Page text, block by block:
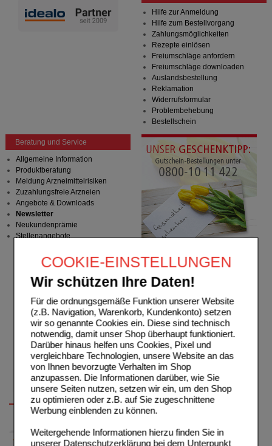
COOKIE-EINSTELLUNGEN
Wir schützen Ihre Daten!
Für die ordnungsgemäße Funktion unserer Website
(z.B. Navigation, Warenkorb, Kundenkonto) setzen
wir so genannte Cookies ein. Diese sind technisch
notwendig, damit unser Shop überhaupt funktioniert.
Darüber hinaus helfen uns Cookies, Pixel und
vergleichbare Technologien, unsere Website an das
von Ihnen bevorzugte Verhalten im Shop
anzupassen. Die Informationen darüber, wie Sie
unsere Seiten nutzen, setzen wir ein, um den Shop
zu optimieren oder z.B. auf Sie zugeschnittene
Werbung einblenden zu können.
Weitergehende Informationen hierzu finden Sie in
unserer Datenschutzerklärungbei dem Unterpunkt
Hilfe zur Anmeldung
Hilfe zum Bestellvorgang
Zahlungsmöglichkeiten
Rezepte einlösen
Freiumschläge anfordern
Freiumschläge downloaden
Auslandsbestellung
Reklamation
Widerrufsformular
Problembehebung
Bestellschein
Beratung und Service
Allgemeine Information
Produktberatung
Meldung Arzneimittelrisiken
Zuzahlungsfreie Arzneien
Angebote & Downloads
Newsletter
Neukundenprämie
Stellenangebote